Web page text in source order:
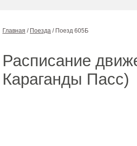
Главная / Поезда / Поезд 605Б
Расписание
Караганды Пасс)